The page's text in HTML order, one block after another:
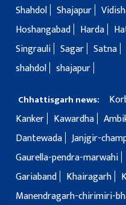
Shahdol Shajapur
Hoshangabad
Harda
Singrauli Sagar Satna
shahdol shajapur
Chhattisgarh news:
Kanker
Kawardha
Dantewada Janjgir-
Gaurella-pendra-marwahi
Gariaband
Khairagarh
Manendragarh-chirimiri-